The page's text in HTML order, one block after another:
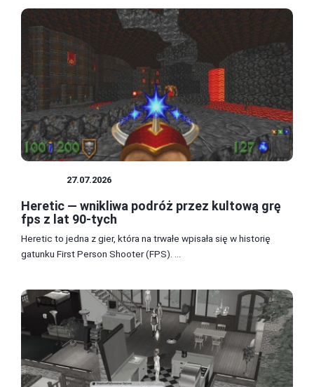
27.07.2026
Heretic — wnikliwa podróż przez kultową grę
fps z lat 90-tych
Heretic to jedna z gier, która na trwałe wpisała się w historię
gatunku First Person Shooter (FPS). ...